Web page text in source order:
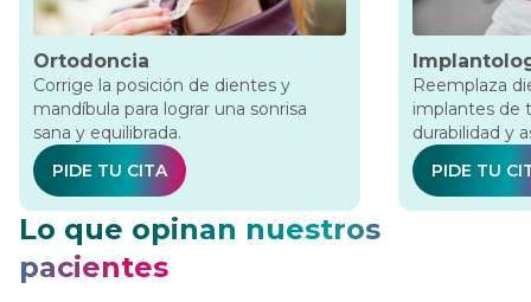
Ortodoncia
Corrige la posición de dientes y
mandíbula para lograr una sonrisa
sana y equilibrada.
PIDE TU CITA
Reemplaza
implantes de
durabilidad y
PIDE TU
Lo que opinan nuestros
pacientes